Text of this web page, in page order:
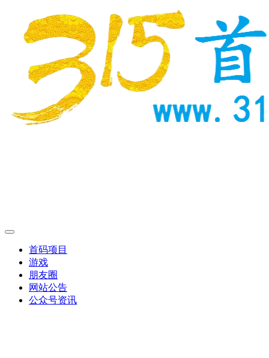
首码项目
游戏
朋友圈
网站公告
公众号资讯